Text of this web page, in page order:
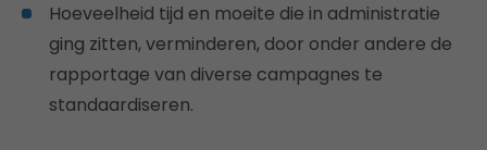
Hoeveelheid tijd en moeite die in administratie
ging zitten, verminderen, door onder andere de
rapportage van diverse campagnes te
standaardiseren.